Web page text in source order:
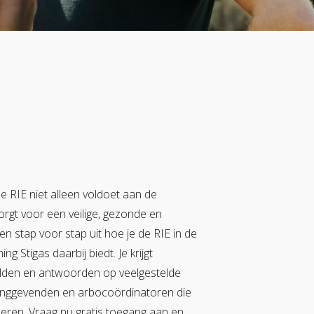
RIE niet alleen voldoet aan de
voor een veilige, gezonde en
stap voor stap uit hoe je de RIE in de
Stigas daarbij biedt. Je krijgt
en antwoorden op veelgestelde
en arbocoördinatoren die